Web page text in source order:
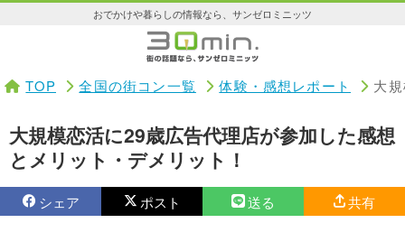
おでかけや暮らしの情報なら、サンゼロミニッツ
TOP 全国の街コン一覧 体験・感想レポート 大
大規模恋活に29歳広告代理店が参加した感想
とメリット・デメリット！
シェア ポスト 送る 共有